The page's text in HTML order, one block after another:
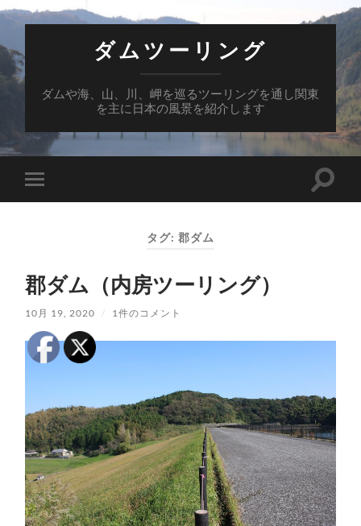
ダムツーリング
ダムや海、山、川、岬を巡るツーリングを通し関東
を主に日本の風景を紹介します
モ
バ
ー
を
切
り
替
え
る
検
る
タグ: 郡ダム
郡ダム（内房ツーリング）
10月 19, 2020 / 1件のコメント